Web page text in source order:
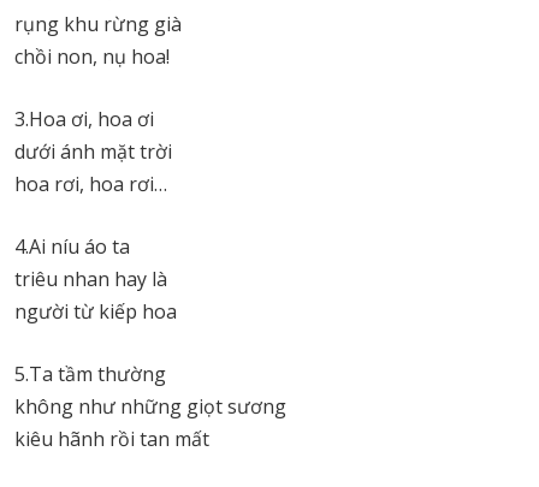
rụng khu rừng già
chồi non, nụ hoa!
3.Hoa ơi, hoa ơi
dưới ánh mặt trời
hoa rơi, hoa rơi…
4.Ai níu áo ta
triêu nhan hay là
người từ kiếp hoa
5.Ta tầm thường
không như những giọt sương
kiêu hãnh rồi tan mất